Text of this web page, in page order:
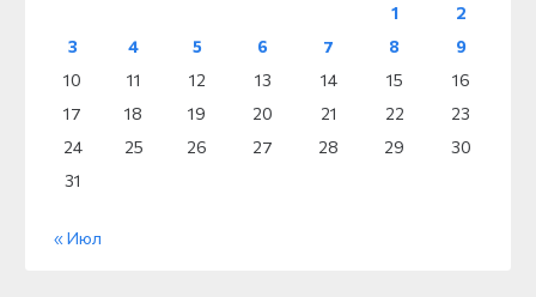
1
2
3
4 5 6 7 8
9
10
11 12 13 14 15
16
17
18 19 20 21 22
23
24
25 26 27 28 29
30
31
« Июл